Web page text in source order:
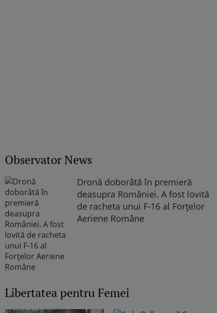
Observator News
Dronă doborâtă în premieră
deasupra României. A fost lovită
de racheta unui F-16 al Forţelor
Aeriene Române
Libertatea pentru Femei